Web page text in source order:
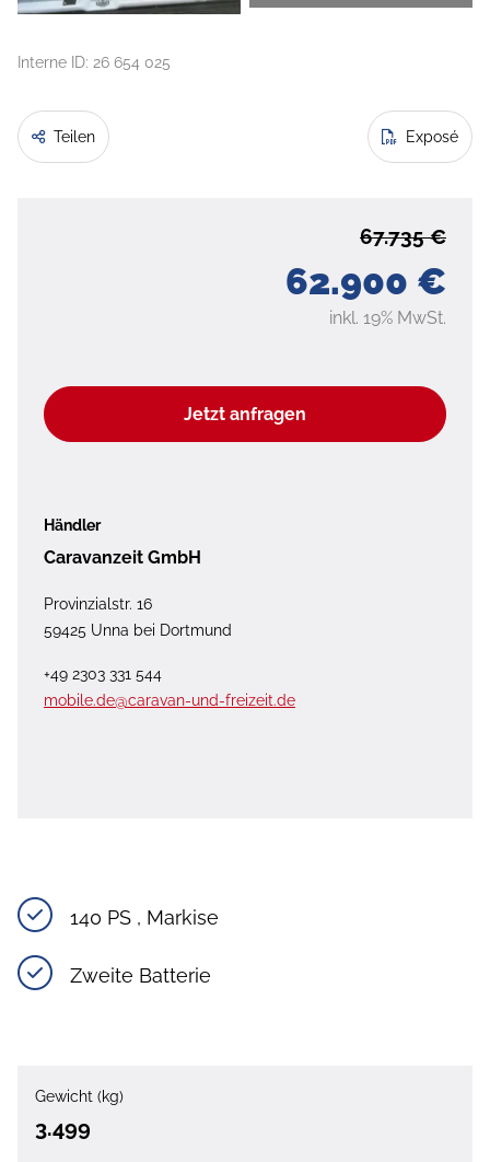
Interne ID: 26 654 025
Teilen Exposé
62.900 €
67.735 €
inkl. 19% MwSt.
Jetzt anfragen
Händler
Caravanzeit GmbH
Provinzialstr. 16
59425 Unna bei Dortmund
+49 2303 331 544
mobile.de@caravan-und-freizeit.de
140 PS , Markise
Zweite Batterie
Gewicht (kg)
3.499